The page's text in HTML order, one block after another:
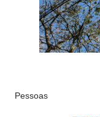
Pessoas